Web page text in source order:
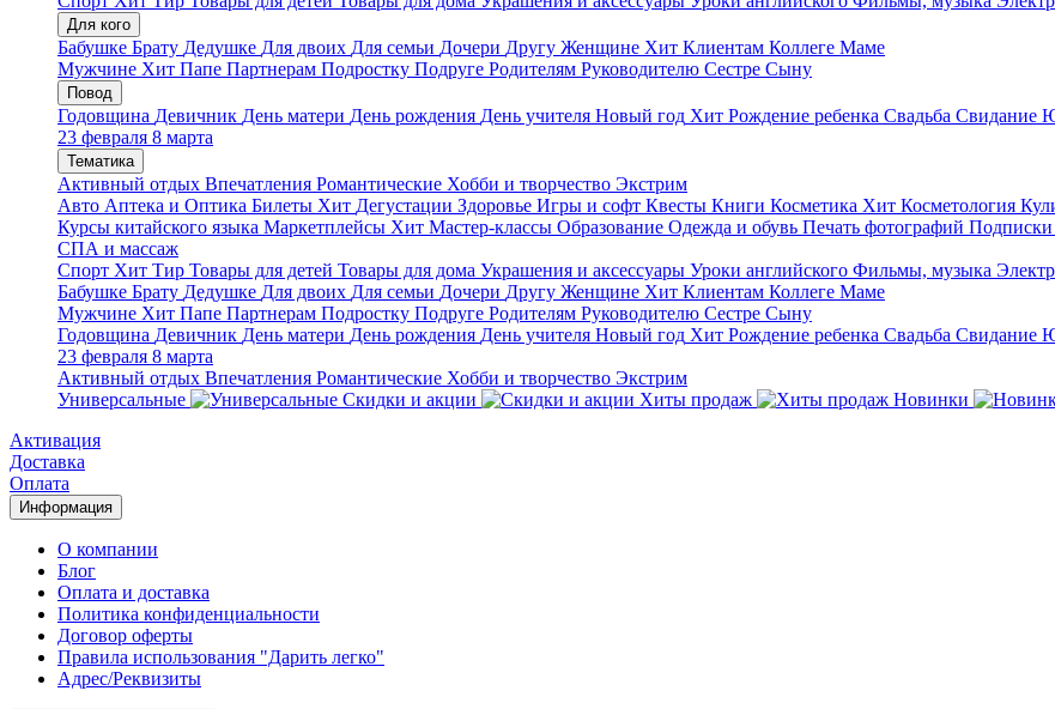
Для кого
Бабушке Брату Дедушке Для двоих Для семьи Дочери Другу Женщине Хит Клиентам Коллеге Маме
Мужчине Хит Папе Партнерам Подростку Подруге Родителям Руководителю Сестре Сыну
Повод
Годовщина Девичник День матери День рождения День учителя Новый год Хит Рождение ребенка Свадьба Свидание
23 февраля 8 марта
Тематика
Активный отдых Впечатления Романтические Хобби и творчество Экстрим
Авто Аптека и Оптика Билеты Хит Дегустации Здоровье Игры и софт Квесты Книги Косметика Хит Косметология
Курсы китайского языка Маркетплейсы Хит Мастер-классы Образование Одежда и обувь Печать фотографий Подписки
СПА и массаж
Спорт Хит Тир Товары для детей Товары для дома Украшения и аксессуары Уроки английского Фильмы, музыка
Бабушке Брату Дедушке Для двоих Для семьи Дочери Другу Женщине Хит Клиентам Коллеге Маме
Мужчине Хит Папе Партнерам Подростку Подруге Родителям Руководителю Сестре Сыну
Годовщина Девичник День матери День рождения День учителя Новый год Хит Рождение ребенка Свадьба Свидание
23 февраля 8 марта
Активный отдых Впечатления Романтические Хобби и творчество Экстрим
Универсальные
Скидки и акции Хиты продаж Новинки
Активация
Доставка
Оплата
Информация
О компании
Блог
Оплата и доставка
Политика конфиденциальности
Договор оферты
Правила использования "Дарить легко"
Адрес/Реквизиты